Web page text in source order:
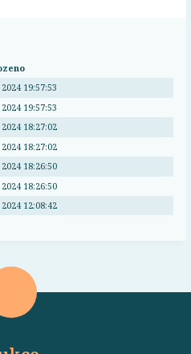
19:57:53
19:57:53
18:27:02
18:27:02
18:26:50
18:26:50
12:08:42